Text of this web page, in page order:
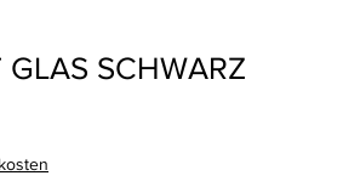
SCHWARZ